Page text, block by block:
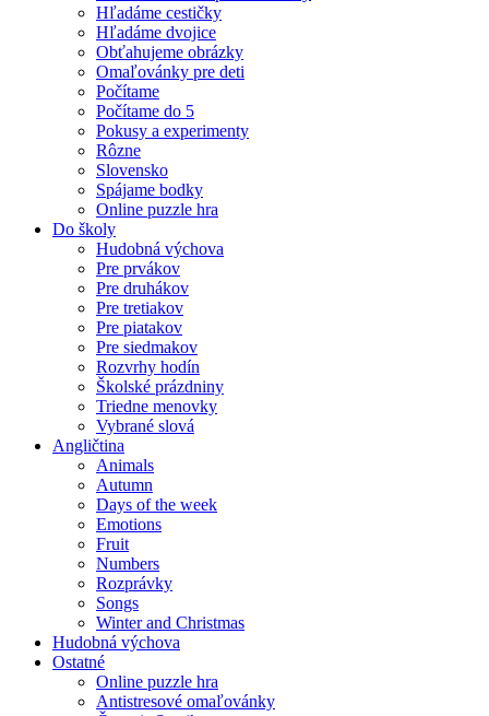
Hľadáme cestičky
Hľadáme dvojice
Obťahujeme obrázky
Omaľovánky pre deti
Počítame
Počítame do 5
Pokusy a experimenty
Rôzne
Slovensko
Spájame bodky
Online puzzle hra
Do školy
Hudobná výchova
Pre prvákov
Pre druhákov
Pre tretiakov
Pre piatakov
Pre siedmakov
Rozvrhy hodín
Školské prázdniny
Triedne menovky
Vybrané slová
Angličtina
Animals
Autumn
Days of the week
Emotions
Fruit
Numbers
Rozprávky
Songs
Winter and Christmas
Hudobná výchova
Ostatné
Online puzzle hra
Antistresové omaľovánky